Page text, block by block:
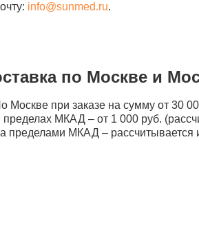
info@sunmed.ru.
по Москве и
Москве при заказе на сумму от 30
пределах МКАД – от 1 000 руб.
пределами МКАД – рассчитывается